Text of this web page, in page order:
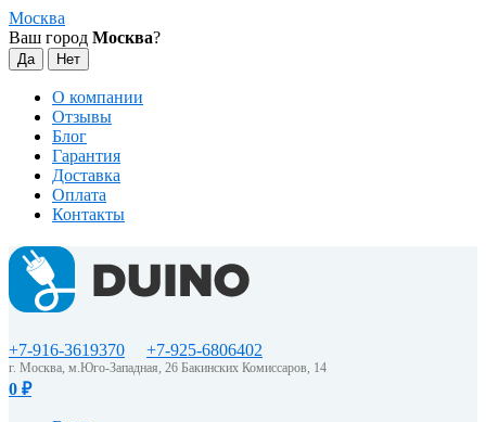
Москва
Ваш город Москва?
О компании
Отзывы
Блог
Гарантия
Доставка
Оплата
Контакты
+7-916-3619370 +7-925-6806402
г. Москва, м.Юго-Западная, 26 Бакинских Комиссаров, 14
0 ₽